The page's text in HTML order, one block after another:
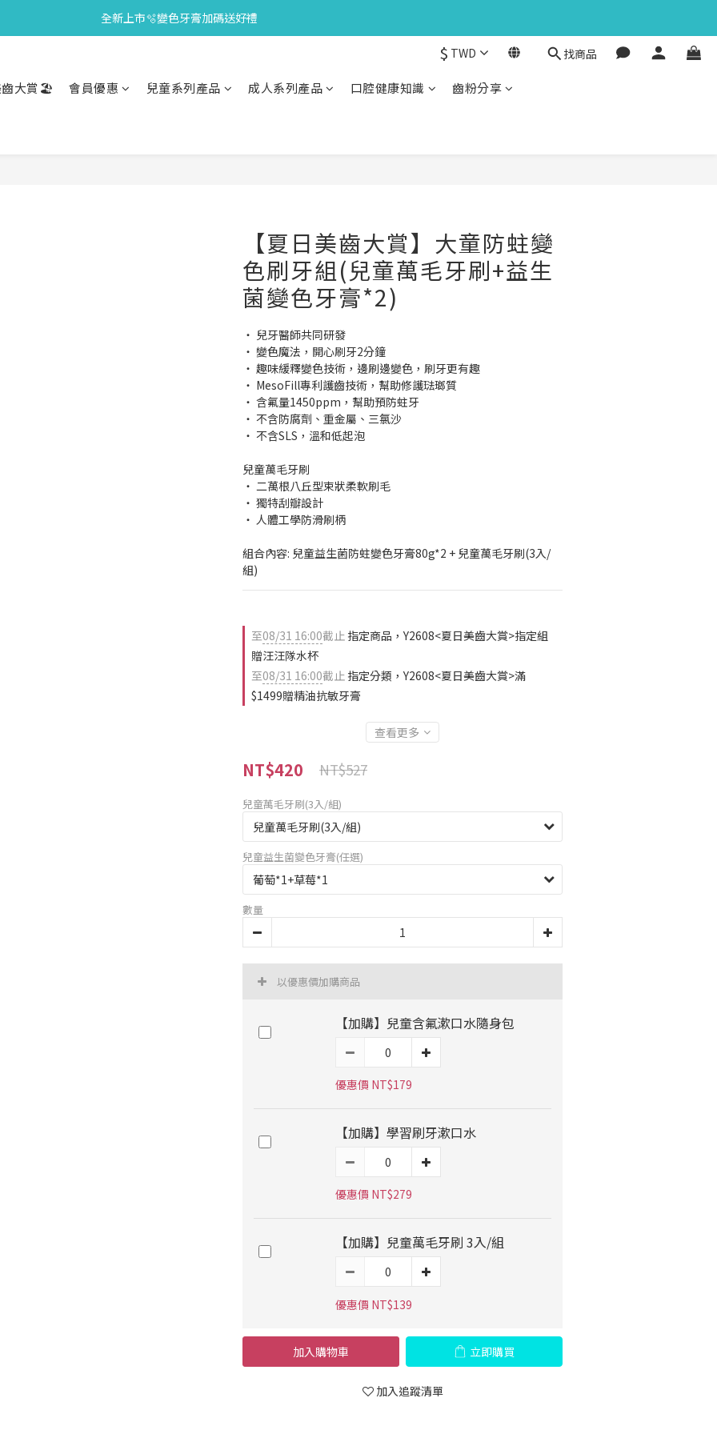
會員限定🎁點數兌換好禮
全新上市🫧變色牙膏加碼送好禮
$ TWD 找商品
大賞🏖️ 會員優惠 兒童系列產品 成人系列產品 口腔健康知識 齒粉分享
【夏日美齒大賞】大童防蛀變
色刷牙組(兒童萬毛牙刷+益生
菌變色牙膏*2)
‧ 兒牙醫師共同研發
‧ 變色魔法，開心刷牙2分鐘
‧ 趣味緩釋變色技術，邊刷邊變色，刷牙更有趣
‧ MesoFill專利護齒技術，幫助修護琺瑯質
‧ 含氟量1450ppm，幫助預防蛀牙
‧ 不含防腐劑、重金屬、三氯沙
‧ 不含SLS，溫和低起泡
兒童萬毛牙刷
‧ 二萬根八丘型束狀柔軟刷毛
‧ 獨特刮瓣設計
‧ 人體工學防滑刷柄
組合內容: 兒童益生菌防蛀變色牙膏80g*2 + 兒童萬毛牙刷(3入/
組)
至08/31 16:00截止 指定商品，Y2608<夏日美齒大賞>指定組
贈汪汪隊水杯
至08/31 16:00截止 指定分類，Y2608<夏日美齒大賞>滿
$1499贈精油抗敏牙膏
查看更多
NT$420 NT$527
兒童萬毛牙刷(3入/組)
兒童益生菌變色牙膏(任選)
數量
以優惠價加購商品
【加購】兒童含氟漱口水隨身包
優惠價 NT$179
【加購】學習刷牙漱口水
優惠價 NT$279
【加購】兒童萬毛牙刷 3入/組
優惠價 NT$139
加入購物車 立即購買
加入追蹤清單